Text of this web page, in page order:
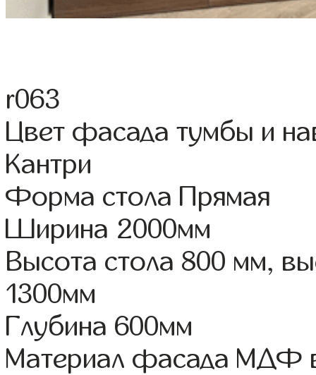
r063
Цвет фасада тумбы и
Кантри
Форма стола Прямая
Ширина 2000мм
Высота стола 800 мм,
1300мм
Глубина 600мм
Материал фасада МДФ